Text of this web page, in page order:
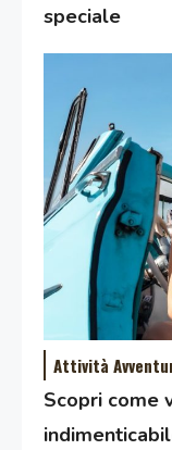
speciale
Attività
Scopri come